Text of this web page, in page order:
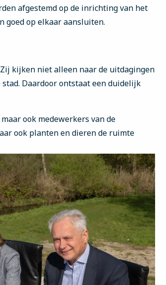
afgestemd op de inrichting van het
goed op elkaar aansluiten.
kijken niet alleen naar de uitdagingen
Daardoor ontstaat een duidelijk
ook medewerkers van de
ook planten en dieren de ruimte